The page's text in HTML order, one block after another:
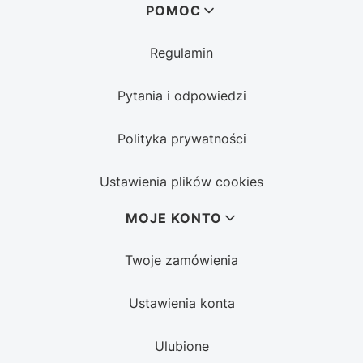
POMOC
Regulamin
Pytania i odpowiedzi
Polityka prywatności
Ustawienia plików cookies
MOJE KONTO
Twoje zamówienia
Ustawienia konta
Ulubione